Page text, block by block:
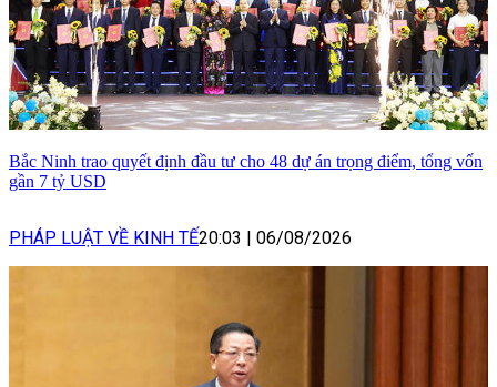
Bắc Ninh trao quyết định đầu tư cho 48 dự án trọng điểm, tổng vốn
gần 7 tỷ USD
PHÁP LUẬT VỀ KINH TẾ20:03 06/08/2026